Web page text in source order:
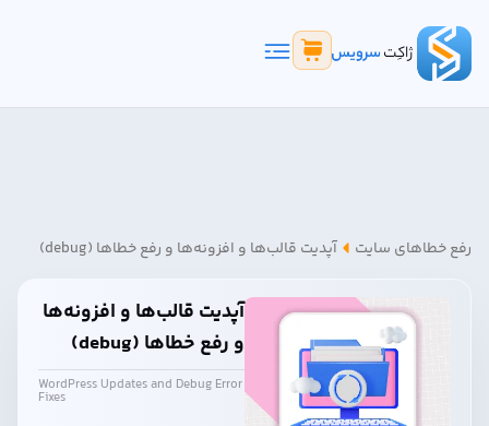
رفع خطاهای سایت آپدیت قالب‌ها و افزونه‌ها و رفع خطاها (debug)
آپدیت قالب‌ها و افزونه‌ها
و رفع خطاها (debug)
WordPress Updates and Debug Error
Fixes